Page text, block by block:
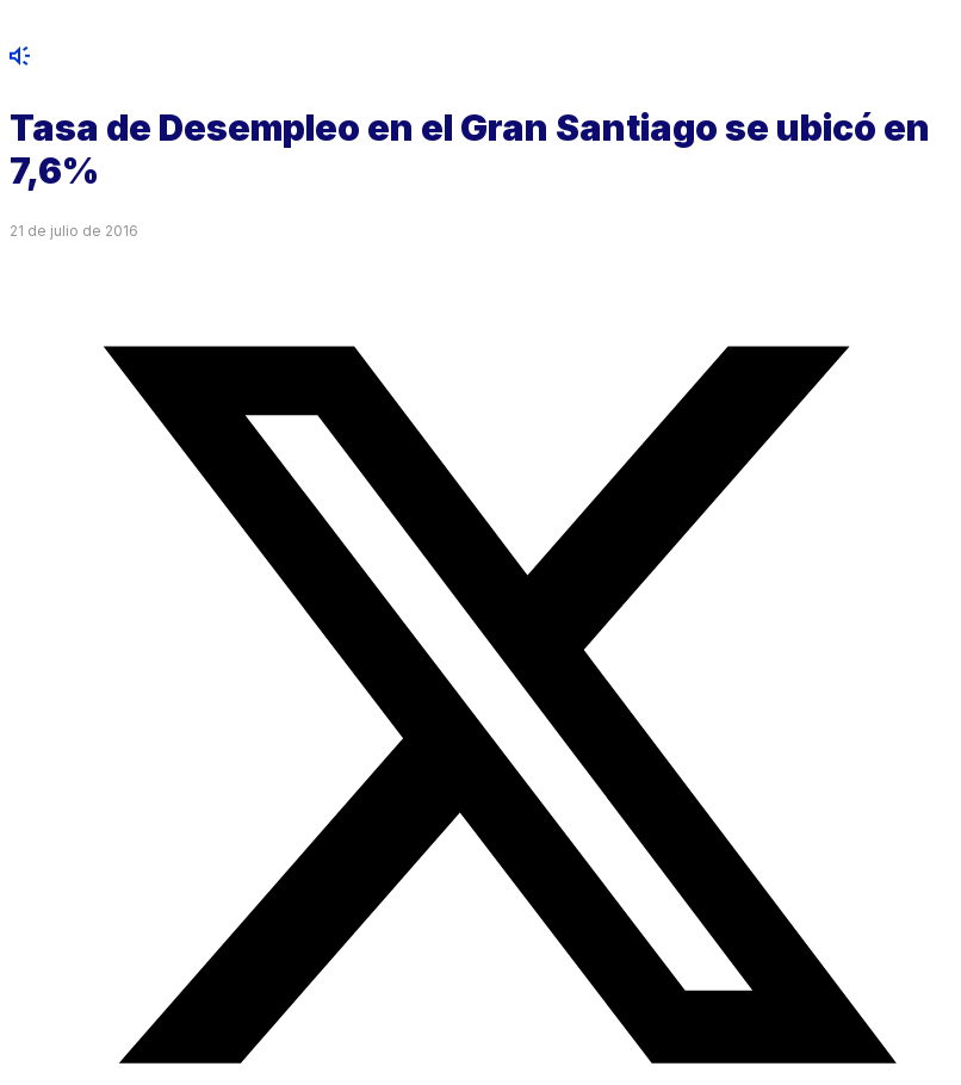
Tasa de Desempleo en el Gran Santiago se ubicó en
7,6%
21 de julio de 2016